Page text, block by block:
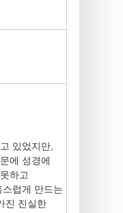
있었지만,
에 성경에
하고
럽게 만드는
진 진실한